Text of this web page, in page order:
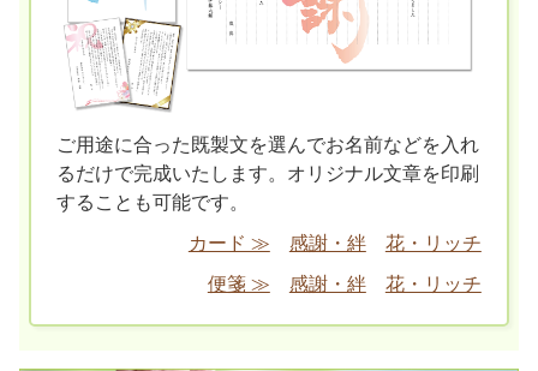
ご用途に合った既製文を選んでお名前などを入れ
るだけで完成いたします。オリジナル文章を印刷
することも可能です。
カード ≫
感謝・絆
花・リッチ
便箋 ≫
感謝・絆 花・リッチ